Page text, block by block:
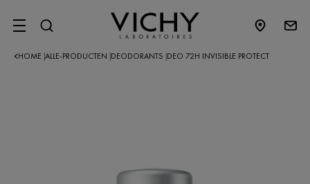
SITE MENU
HOME ALLE-PRODUCTEN DEODORANTS DEO 72H INVISIBLE PROTECT